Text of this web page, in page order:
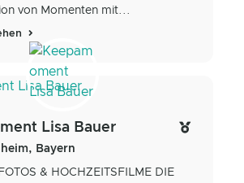
von Momenten mit...
Lisa Bauer
Bayern
& HOCHZEITSFILME DIE